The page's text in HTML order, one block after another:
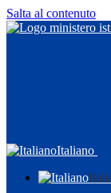
Salta al contenuto
Italiano